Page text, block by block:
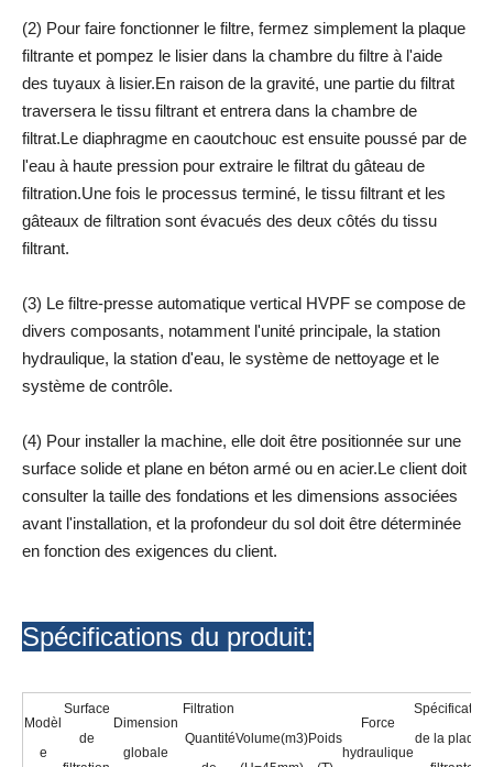
(2) Pour faire fonctionner le filtre, fermez simplement la plaque
filtrante et pompez le lisier dans la chambre du filtre à l'aide
des tuyaux à lisier.En raison de la gravité, une partie du filtrat
traversera le tissu filtrant et entrera dans la chambre de
filtrat.Le diaphragme en caoutchouc est ensuite poussé par de
l'eau à haute pression pour extraire le filtrat du gâteau de
filtration.Une fois le processus terminé, le tissu filtrant et les
gâteaux de filtration sont évacués des deux côtés du tissu
filtrant.
(3) Le filtre-presse automatique vertical HVPF se compose de
divers composants, notamment l'unité principale, la station
hydraulique, la station d'eau, le système de nettoyage et le
système de contrôle.
(4) Pour installer la machine, elle doit être positionnée sur une
surface solide et plane en béton armé ou en acier.Le client doit
consulter la taille des fondations et les dimensions associées
avant l'installation, et la profondeur du sol doit être déterminée
en fonction des exigences du client.
Spécifications du produit:
Modèl
e
Surface
de
Dimension
globale
Filtration
QuantitéVolume(m3)Poids
Force
hydraulique
Spécification
de la plaque